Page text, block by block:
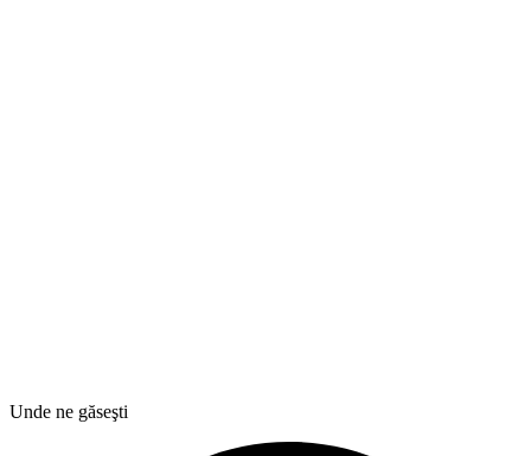
Unde ne găseşti